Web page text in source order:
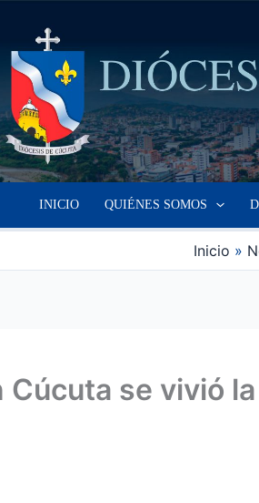
INICIO QUIÉNES SOMOS
Inicio
Cúcuta se vivió